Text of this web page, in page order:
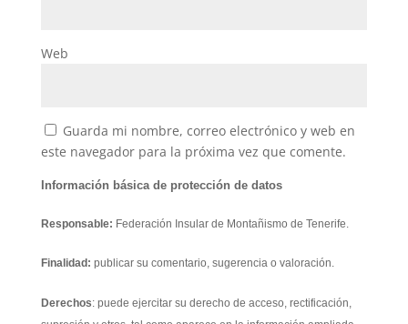
Web
Guarda mi nombre, correo electrónico y web en
este navegador para la próxima vez que comente.
Información básica de protección de datos
Responsable: Federación Insular de Montañismo de Tenerife.
Finalidad: publicar su comentario, sugerencia o valoración.
Derechos: puede ejercitar su derecho de acceso, rectificación,